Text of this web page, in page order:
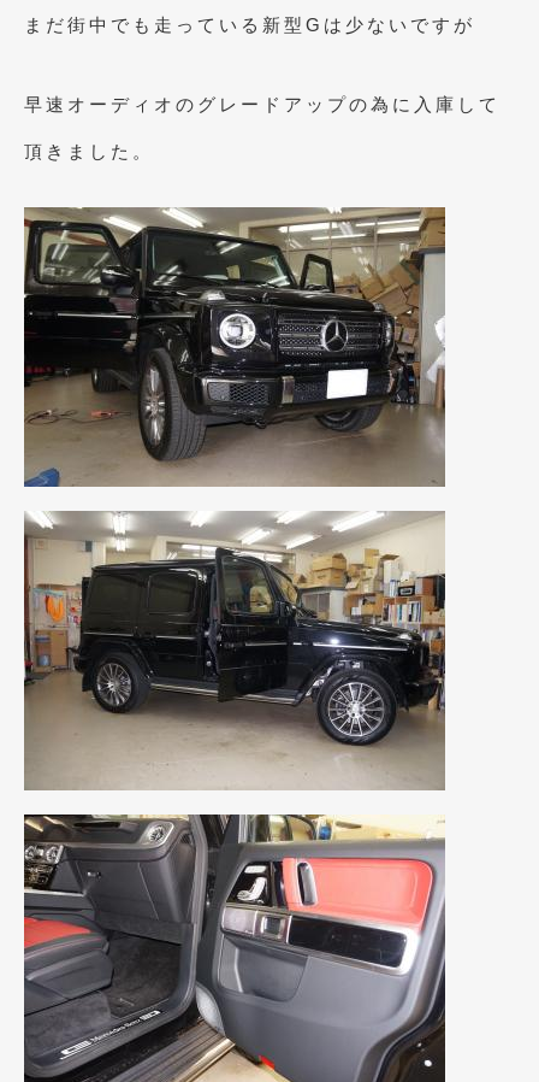
2023年10月
2023年8月(2)
2023年4月
2022年10月 (2)
2022年8月(1)
2022年4月(2)
2022年1月 (3)
2021年12月(2)
2021年8月(2)
2021年7月(7)
2021年4月(1)
2021年3月(1)
2021年1月 (2)
2020年12月(2)
2020年11月
2020年10月(1)
2020年9月 (3)
2020年8月 (4)
2020年7月 (3)
2020年6月(2)
2020年5月(4)
まだ街中でも走っている新型Gは少ないですが
早速オーディオのグレードアップの為に入庫して
頂きました。